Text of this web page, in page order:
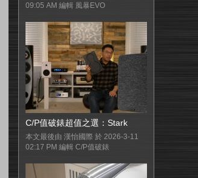
09:05 AM 編輯 風暴EVO
C/P值破錶超值之選：Stark
本文最後由 漢怡國際 於 2026-3-11
02:17 PM 編輯 C/P值破錶